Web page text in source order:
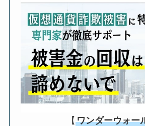
【 ワンダーウォー